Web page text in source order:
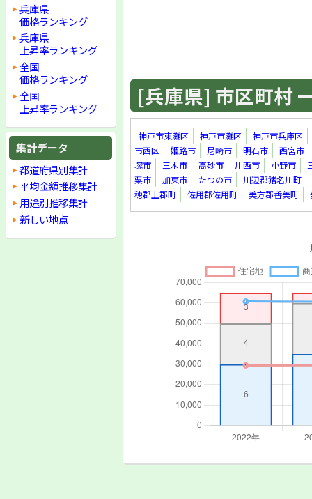
兵庫県
価格ランキング
兵庫県
上昇率ランキング
全国
価格ランキング
全国
上昇率ランキング
集計データ
都道府県別集計
平均金額推移集計
用途別推移集計
新しい地点
[兵庫県] 市区町村
神戸市東灘区 神戸市灘区
神戸市兵庫区
市西区
姫路市 尼崎市 明石市
西宮市
塚市
三木市 高砂市 川西市 小野市
粟市
加東市 たつの市
川辺郡猪名川町
穂郡上郡町
佐用郡佐用町 美方郡香美町